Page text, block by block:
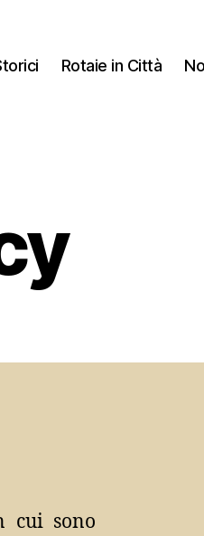
Rotaie in Città
cui sono